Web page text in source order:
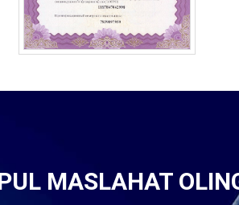
MASLAHAT